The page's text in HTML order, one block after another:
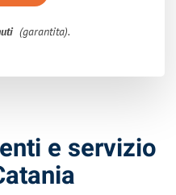
(garantita).
e servizio